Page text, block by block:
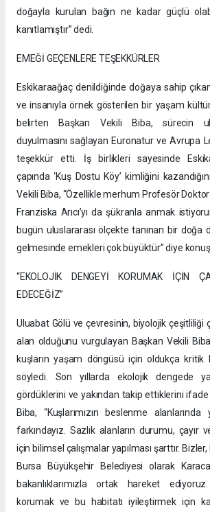
doğayla kurulan bağın ne kadar güçlü
kanıtlamıştır” dedi.
EMEĞİ GEÇENLERE TEŞEKKÜRLER
Eskikaraağaç denildiğinde doğaya sahip
ve insanıyla örnek gösterilen bir yaşam
belirten Başkan Vekili Biba, sürecin
duyulmasını sağlayan Euronatur ve Avrupa
teşekkür etti. İş birlikleri sayesinde
çapında ‘Kuş Dostu Köy’ kimliğini
Vekili Biba, “Özellikle merhum Profesör Doktor
Franziska Arıcı’yı da şükranla anmak
bugün uluslararası ölçekte tanınan bir doğa
gelmesinde emekleri çok büyüktür” diye
“EKOLOJİK DENGEYİ KORUMAK İÇİN
EDECEĞİZ”
Uluabat Gölü ve çevresinin, biyolojik çeşitliliği
alan olduğunu vurgulayan Başkan Vekili
kuşların yaşam döngüsü için oldukça kritik
söyledi. Son yıllarda ekolojik dengede
gördüklerini ve yakından takip ettiklerini
Biba, “Kuşlarımızın beslenme alanlarında
farkındayız. Sazlık alanların durumu, çayır
için bilimsel çalışmalar yapılması şarttır.
Bursa Büyükşehir Belediyesi olarak
bakanlıklarımızla ortak hareket
korumak ve bu habitatı iyileştirmek için